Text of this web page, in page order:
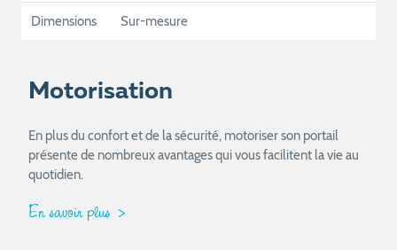
Dimensions Sur-mesure
Motorisation
En plus du confort et de la sécurité, motoriser son portail
présente de nombreux avantages qui vous facilitent la vie au
quotidien.
En savoir plus